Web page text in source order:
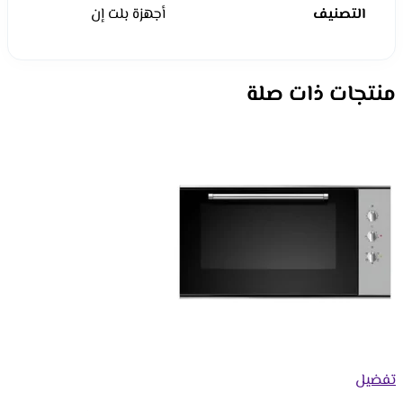
التصنيف أجهزة بلت إن
منتجات ذات صلة
تفضيل